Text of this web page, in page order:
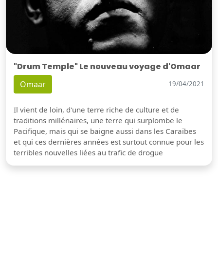
"Drum Temple" Le nouveau voyage d'Omaar
Omaar 19/04/2021
Il vient de loin, d'une terre riche de culture et de
traditions millénaires, une terre qui surplombe le
Pacifique, mais qui se baigne aussi dans les Caraïbes
et qui ces dernières années est surtout connue pour les
terribles nouvelles liées au trafic de drogue